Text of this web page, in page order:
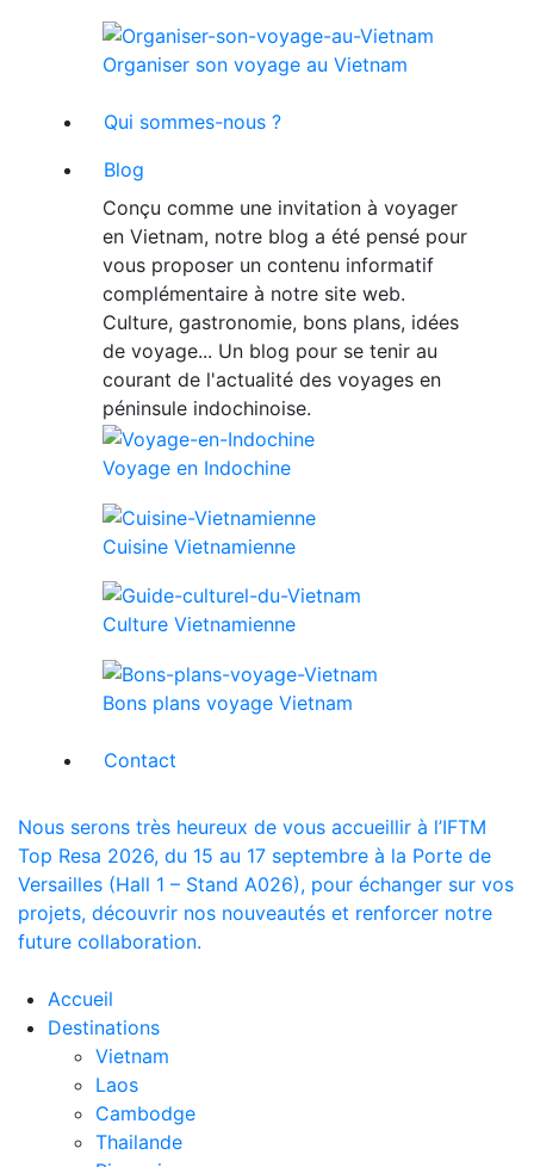
Organiser son voyage au Vietnam
Qui sommes-nous ?
Blog
Conçu comme une invitation à voyager
en Vietnam, notre blog a été pensé pour
vous proposer un contenu informatif
complémentaire à notre site web.
Culture, gastronomie, bons plans, idées
de voyage... Un blog pour se tenir au
courant de l'actualité des voyages en
péninsule indochinoise.
Voyage en Indochine
Cuisine Vietnamienne
Culture Vietnamienne
Bons plans voyage Vietnam
Contact
Nous serons très heureux de vous accueillir à l’IFTM
Top Resa 2026, du 15 au 17 septembre à la Porte de
Versailles (Hall 1 – Stand A026), pour échanger sur vos
projets, découvrir nos nouveautés et renforcer notre
future collaboration.
Accueil
Destinations
Vietnam
Laos
Cambodge
Thailande